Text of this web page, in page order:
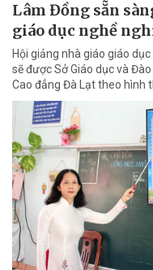
Lâm Đồng sẵn
giáo dục nghề
Hội giảng nhà giáo giáo
sẽ được Sở Giáo dục và
Cao đẳng Đà Lạt theo hình